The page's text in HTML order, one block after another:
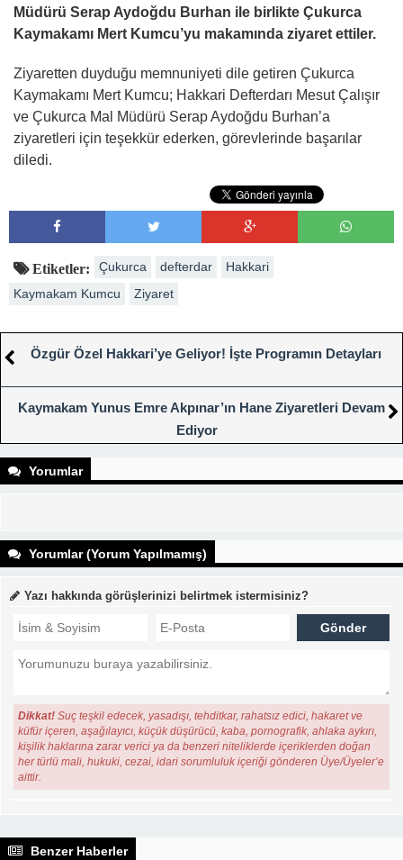
Müdürü Serap Aydoğdu Burhan ile birlikte Çukurca
Kaymakamı Mert Kumcu’yu makamında ziyaret ettiler.
Ziyaretten duyduğu memnuniyeti dile getiren Çukurca
Kaymakamı Mert Kumcu; Hakkari Defterdarı Mesut Çalışır
ve Çukurca Mal Müdürü Serap Aydoğdu Burhan’a
ziyaretleri için teşekkür ederken, görevlerinde başarılar
diledi.
Etiketler: Çukurca defterdar
Hakkari
Kaymakam Kumcu
Ziyaret
Özgür Özel Hakkari’ye Geliyor! İşte Programın Detayları
Kaymakam Yunus Emre Akpınar’ın Hane Ziyaretleri Devam
Ediyor
Yorumlar
Yorumlar (Yorum Yapılmamış)
Yazı hakkında görüşlerinizi belirtmek istermisiniz?
Dikkat! Suç teşkil edecek, yasadışı, tehditkar, rahatsız edici, hakaret ve
küfür içeren, aşağılayıcı, küçük düşürücü, kaba, pornografik, ahlaka aykırı,
kişilik haklarına zarar verici ya da benzeri niteliklerde içeriklerden doğan
her türlü mali, hukuki, cezai, idari sorumluluk içeriği gönderen Üye/Üyeler’e
aittir.
Benzer Haberler